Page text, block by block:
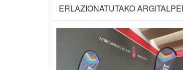
ERLAZIONATUTAKO